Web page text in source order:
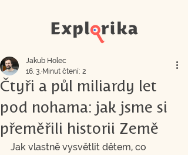
Čtyři a půl miliardy let
pod nohama: jak jsme si
přeměřili historii Země
Jakub Holec
16. 3. Minut čtení: 2
Jak vlastně vysvětlit dětem, co